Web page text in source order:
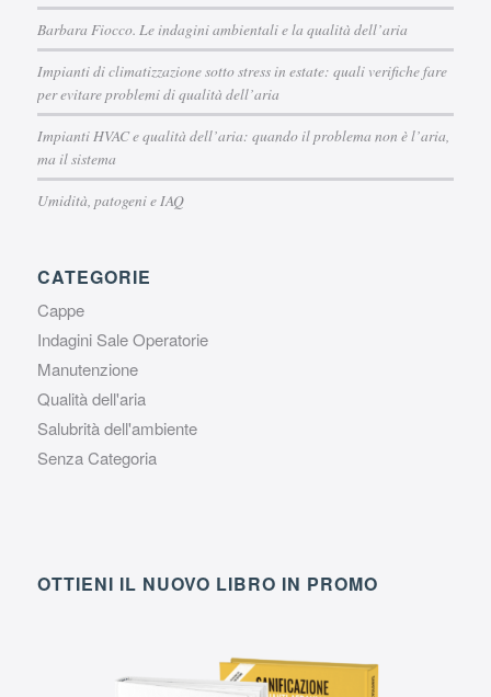
Barbara Fiocco. Le indagini ambientali e la qualità dell’aria
Impianti di climatizzazione sotto stress in estate: quali verifiche fare
per evitare problemi di qualità dell’aria
Impianti HVAC e qualità dell’aria: quando il problema non è l’aria,
ma il sistema
Umidità, patogeni e IAQ
CATEGORIE
Cappe
Indagini Sale Operatorie
Manutenzione
Qualità dell'aria
Salubrità dell'ambiente
Senza Categoria
OTTIENI IL NUOVO LIBRO IN PROMO